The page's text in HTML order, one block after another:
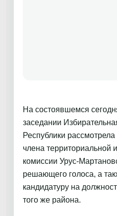
На состоявшемся
заседании
Республики
члена территориальной
комиссии Урус-
решающего голоса, а
кандидатуру на
того же района.